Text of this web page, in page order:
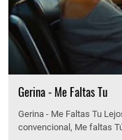
Gerina - Me Faltas Tu
Gerina - Me Faltas Tu
convencional, Me faltas